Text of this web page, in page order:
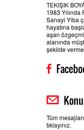
TEKIŞIK
1983 Yılında
Sanayi Yiba
hayatına
aşan
alanında
şekilde
Tüm
tıklayınız.